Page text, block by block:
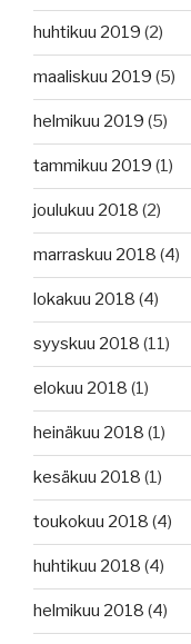
huhtikuu 2019 (2)
maaliskuu 2019 (5)
helmikuu 2019 (5)
tammikuu 2019 (1)
joulukuu 2018 (2)
marraskuu 2018 (4)
lokakuu 2018 (4)
syyskuu 2018 (11)
elokuu 2018 (1)
heinäkuu 2018 (1)
kesäkuu 2018 (1)
toukokuu 2018 (4)
huhtikuu 2018 (4)
helmikuu 2018 (4)